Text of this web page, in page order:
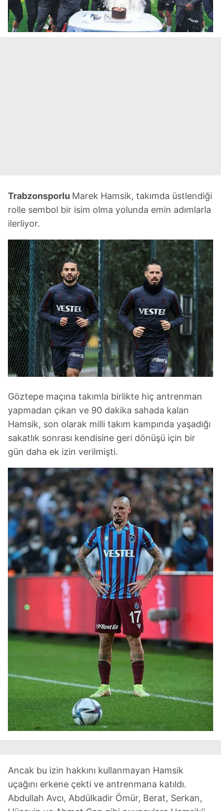
Trabzonsporlu Marek Hamsik, takımda üstlendiği
rolle sembol bir isim olma yolunda emin adımlarla
ilerliyor.
Göztepe maçına takımla birlikte hiç antrenman
yapmadan çıkan ve 90 dakika sahada kalan
Hamsik, son olarak milli takım kampında yaşadığı
sakatlık sonrası kendisine geri dönüşü için bir
gün daha ek izin verilmişti.
Ancak bu izin hakkını kullanmayan Hamsik
uçağını erkene çekti ve antrenmana katıldı.
Abdullah Avcı, Abdülkadir Ömür, Berat, Serkan,